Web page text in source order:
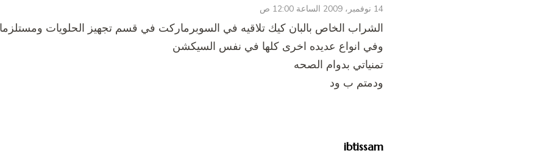
14 نوفمبر، 2009 الساعة 12:00 ص
وفي انواع عديده اخرى كلها في نفس السيكشن
تمنياتي بدوام الصحه
ودمتم ب ود
ibtissam